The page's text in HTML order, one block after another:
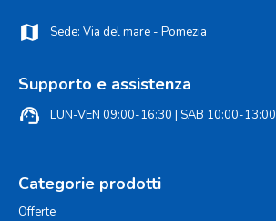
map Sede: Via del mare - Pomezia
Supporto e assistenza
support_agent LUN-VEN 09:00-16:30 | SAB 10:00-13:00
Categorie prodotti
Offerte